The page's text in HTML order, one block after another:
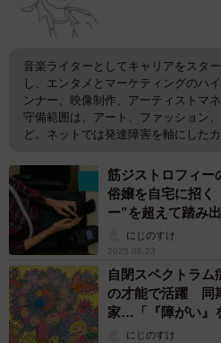
音楽ライターとしてキャリアをスタ
し、エンタメとマーケティングのハ
ンナー、映像制作、アーティストマ
守備範囲は、アート、ファッション
ど。ネットでは発達障害を軸にした
筋ジストロフィー
俗嬢を自宅に招
ー”を超えて踏み
にじのすけ
2025.08.23
自閉スペクトラム
の才能で活躍 同
家…「『障がい』
たい」
にじのすけ